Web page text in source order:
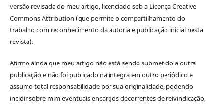
versão revisada do meu artigo, licenciado sob a Licença Creative
Commons Attribution (que permite o compartilhamento do
trabalho com reconhecimento da autoria e publicação inicial nesta
revista).
Afirmo ainda que meu artigo não está sendo submetido a outra
publicação e não foi publicado na íntegra em outro periódico e
assumo total responsabilidade por sua originalidade, podendo
incidir sobre mim eventuais encargos decorrentes de reivindicação,